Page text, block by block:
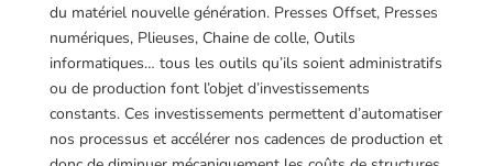
du matériel nouvelle génération. Presses Offset, Presses
numériques, Plieuses, Chaine de colle, Outils
informatiques… tous les outils qu’ils soient administratifs
ou de production font l’objet d’investissements
constants. Ces investissements permettent d’automatiser
nos processus et accélérer nos cadences de production et